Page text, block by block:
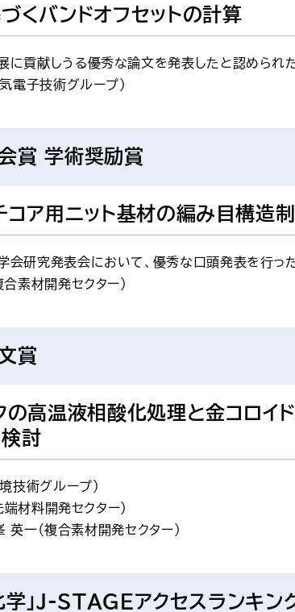
くバンドオフセットの計算
に貢献しうる優秀な論文を発表したと認められた
電子技術グループ）
賞 学術奨励賞
コア用ニット基材の編み目構造
会研究発表会において、優秀な口頭発表を行っ
素材開発セクター）
賞
の高温液相酸化処理と金コロイ
討
技術グループ）
材料開発セクター）
英一（複合素材開発セクター）
」J-STAGEアクセスランキン